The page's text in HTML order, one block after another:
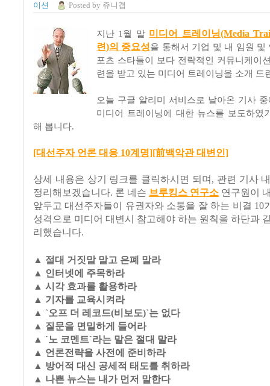
이션
Posted by 쥬니캡
지난 1월 말 미디어 트레이닝(Media
련)의 중요성을 통해서 기업 및 내 임원 및
포츠 스타들이 보다 전략적인 커뮤니케이
련을 받고 있는 미디어 트레이닝을 소개 드
오늘 구글 알리미 서비스로 날아온 기사
미디어 트레이닝에 대한 뉴스를 보도하였
해 봅니다.
[대선주자 언론 대응 10계명][前백악관 대변인]
상세 내용은 상기 링크를 클릭하시면 되며, 관련 기사
정리해보겠습니다. 론 네슨 브루킹스 연구소 연구원이
앞두고 대선주자들이 유권자와 소통을 잘 하는 비결 10
성격으로 미디어 대변시 참고해야 하는 원칙을 하단과
리했습니다.
▲ 절대 거짓말 말고 은폐 말라
▲ 인터넷에 주목하라
▲ 시각 효과를 활용하라
▲ 기자를 교육시켜라
▲ `오프 더 레코드(비보도)`는 없다
▲ 질문을 면밀하게 들어라
▲ `노 코멘트`라는 말은 절대 말라
▲ 언론전략을 사전에 준비하라
▲ 방어적 대신 공세적 태도를 취하라
▲ 나쁜 뉴스는 내가 먼저 말한다